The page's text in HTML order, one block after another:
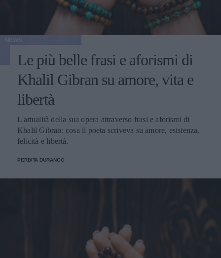
Le più belle frasi e aforismi di
Khalil Gibran su amore, vita e
libertà
L'attualità della sua opera attraverso frasi e aforismi di
Khalil Gibran: cosa il poeta scriveva su amore, esistenza,
felicità e libertà.
PERDITA DURANGO